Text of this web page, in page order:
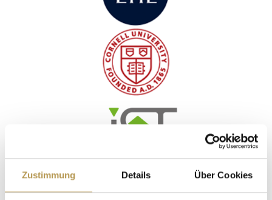
Zustimmung Details Über Cookies